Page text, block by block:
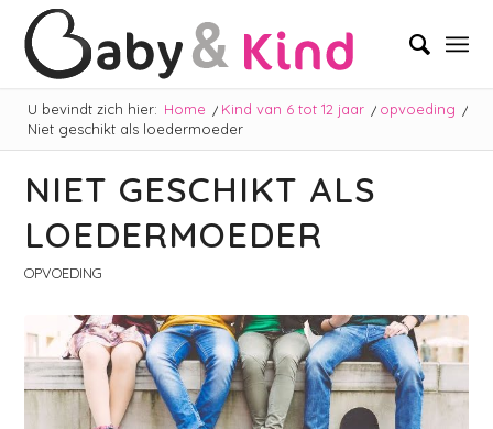
U bevindt zich hier: Home / Kind van 6 tot 12 jaar / opvoeding /
Niet geschikt als loedermoeder
NIET GESCHIKT ALS
LOEDERMOEDER
OPVOEDING